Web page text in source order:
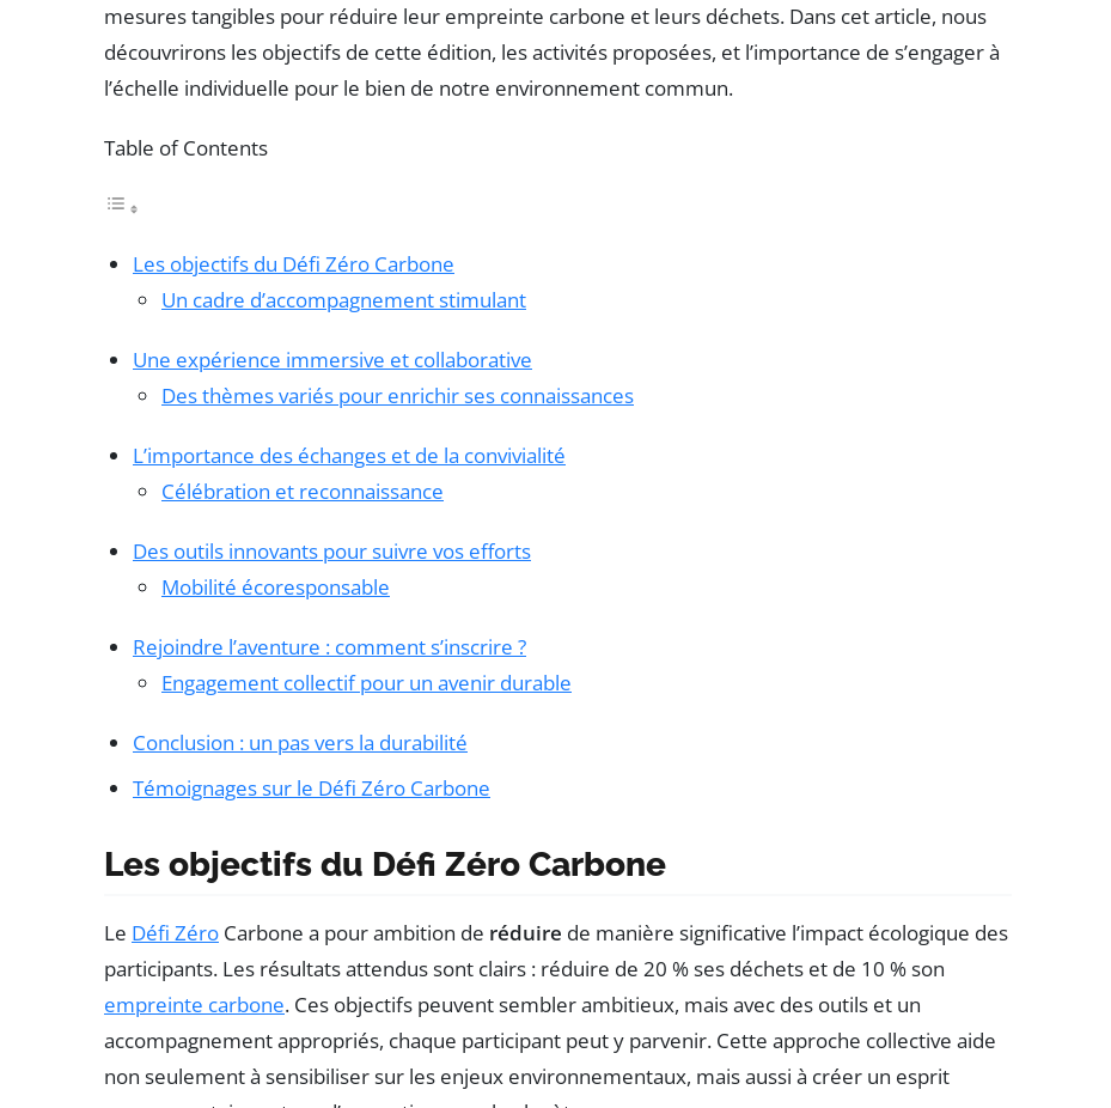
mesures tangibles pour réduire leur empreinte carbone et leurs déchets. Dans cet article, nous
découvrirons les objectifs de cette édition, les activités proposées, et l’importance de s’engager à
l’échelle individuelle pour le bien de notre environnement commun.
Table of Contents
Les objectifs du Défi Zéro Carbone
Un cadre d’accompagnement stimulant
Une expérience immersive et collaborative
Des thèmes variés pour enrichir ses connaissances
L’importance des échanges et de la convivialité
Célébration et reconnaissance
Des outils innovants pour suivre vos efforts
Mobilité écoresponsable
Rejoindre l’aventure : comment s’inscrire ?
Engagement collectif pour un avenir durable
Conclusion : un pas vers la durabilité
Témoignages sur le Défi Zéro Carbone
Les objectifs du Défi Zéro Carbone
Le Défi Zéro Carbone a pour ambition de réduire de manière significative l’impact écologique des
participants. Les résultats attendus sont clairs : réduire de 20 % ses déchets et de 10 % son
empreinte carbone. Ces objectifs peuvent sembler ambitieux, mais avec des outils et un
accompagnement appropriés, chaque participant peut y parvenir. Cette approche collective aide
non seulement à sensibiliser sur les enjeux environnementaux, mais aussi à créer un esprit